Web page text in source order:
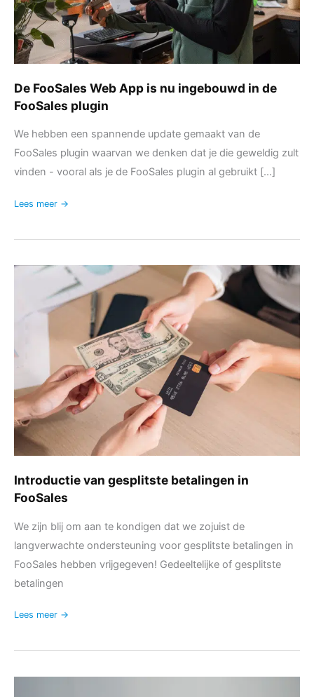
De FooSales Web App is nu ingebouwd in de
FooSales plugin
We hebben een spannende update gemaakt van de
FooSales plugin waarvan we denken dat je die geweldig zult
vinden - vooral als je de FooSales plugin al gebruikt [...]
de
FooSales
plugin
Lees meer →
Introductie van gesplitste betalingen in
FooSales
We zijn blij om aan te kondigen dat we zojuist de
langverwachte ondersteuning voor gesplitste betalingen in
FooSales hebben vrijgegeven! Gedeeltelijke of gesplitste
betalingen
Introductie
gesplitste
FooSales
Lees meer →